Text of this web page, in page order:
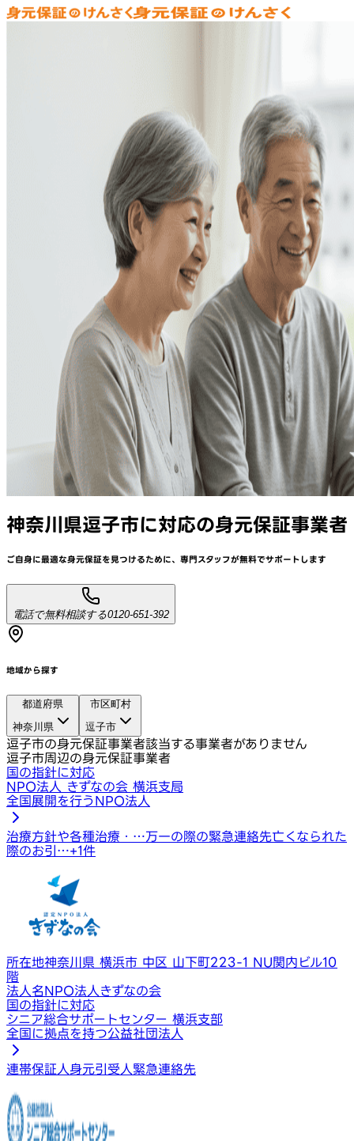
神奈川県逗子市に対応の身元保証事業者
ご自身に最適な身元保証を見つけるために、 専門スタッフが無料でサポートします
電話で無料相談する0120-651-392
地域から探す
都道府県
神奈川県
市区町村
逗子市
逗子市の身元保証事業者該当する事業者がありません
逗子市周辺の身元保証事業者
国の指針に対応
NPO法人 きずなの会 横浜支局
全国展開を行うNPO法人
治療方針や各種治療・…万一の際の緊急連絡先亡くなられた
際のお引…+1件
所在地神奈川県 横浜市 中区 山下町223-1 NU関内ビル10
階
法人名NPO法人きずなの会
国の指針に対応
シニア総合サポートセンター 横浜支部
全国に拠点を持つ公益社団法人
連帯保証人身元引受人緊急連絡先